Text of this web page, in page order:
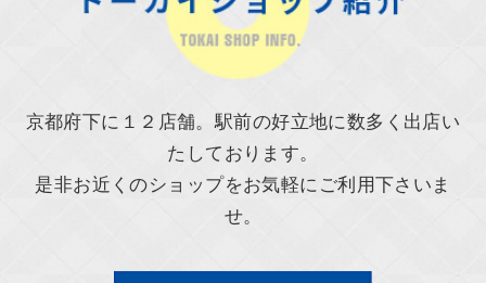
京都府下に１２店舗。駅前の好立地に数多く出店い
たしております。
是非お近くのショップをお気軽にご利用下さいま
せ。